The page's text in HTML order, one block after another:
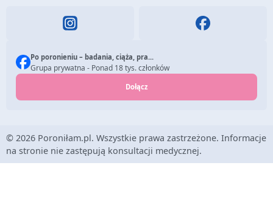
Po poronieniu – badania, ciąża, pra...
Grupa prywatna - Ponad 18 tys. członków
Dołącz
© 2026 Poroniłam.pl. Wszystkie prawa zastrzeżone. Informacje
na stronie nie zastępują konsultacji medycznej.